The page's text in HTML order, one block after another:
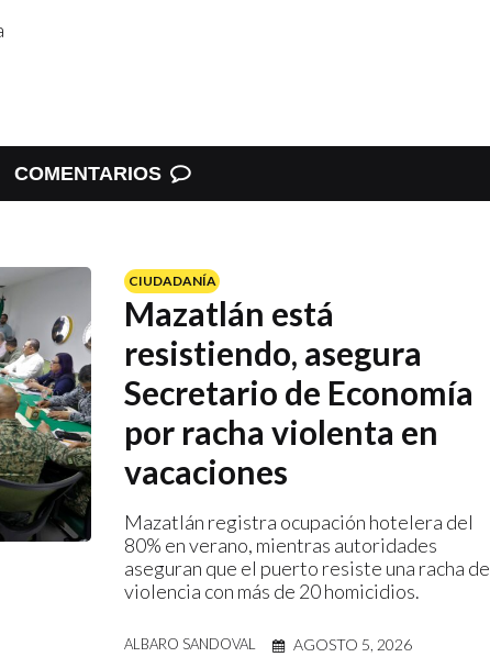
COMENTARIOS
CIUDADANÍA
Mazatlán está
resistiendo, asegura
Secretario de Economía
por racha violenta en
vacaciones
Mazatlán registra ocupación hotelera del
80% en verano, mientras autoridades
aseguran que el puerto resiste una racha de
violencia con más de 20 homicidios.
ALBARO SANDOVAL AGOSTO 5, 2026